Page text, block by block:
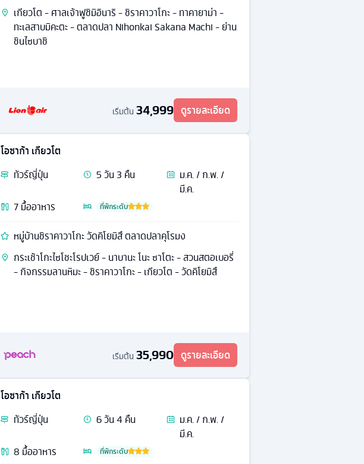
เกียวโต - ศาลเจ้าฟูชิมิอินาริ - ชิราคาวาโกะ - ทาคายาม่า -
ทะเลสาบมิคะตะ - ตลาดปลา Nihonkai Sakana Machi - ย่าน
ชินไซบาชิ
เริ่มต้น 34,999 ดูรายละเอียด
โอซาก้า เกียวโต
ทัวร์ญี่ปุ่น 5วัน3 คืน
ม.ค. / ก.พ. /
มี.ค.
7มื้ออาหาร ที่พักระดับ
หมู่บ้านชิราคาวาโกะ วัดคิโยมิสึ ตลาดปลาคุโรมง
กระเช้าโกะไซโชะโรปเวย์ - นาบานะ โนะ ซาโตะ - สวนสตอเบอรี่
- กิจกรรมลานหิมะ - ชิราคาวาโกะ - เกียวโต - วัดคิโยมิสึ
เริ่มต้น 35,990 ดูรายละเอียด
โอซาก้า เกียวโต
ทัวร์ญี่ปุ่น 6วัน4 คืน
ม.ค. / ก.พ. /
มี.ค.
8 มื้ออาหาร ที่พักระดับ